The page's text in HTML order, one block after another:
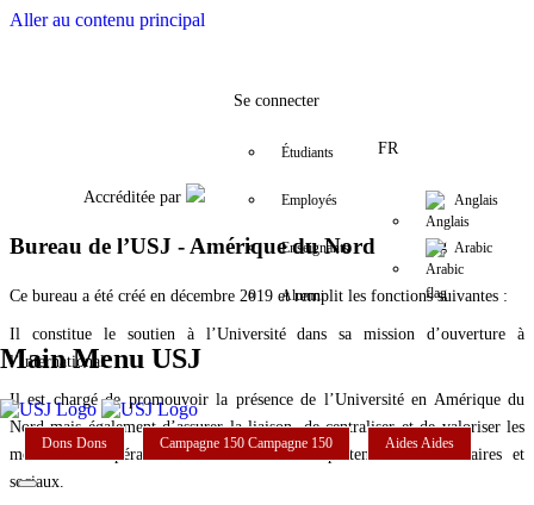
Aller au contenu principal
FacebookTwitter
Accréditée par
Se connecter
Étudiants
Employés
Enseignants
Alumni
FR
Anglais
Arabic
Main Menu USJ
Dons Dons Campagne 150 Campagne 150 AidesAides
Bureau de l’USJ - Amérique du Nord
Ce bureau a été créé en décembre 2019 et remplit les fonctions suivantes :
Il constitue le soutien à l’Université dans sa mission d’ouverture à
l’international.
Il est chargé de promouvoir la présence de l’Université en Amérique du
Nord mais également d’assurer la liaison, de centraliser et de valoriser les
modes de coopération entre l’USJ et ses partenaires universitaires et
sociaux.